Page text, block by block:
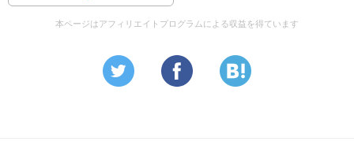
本ページはアフィリエイトプログラムによる収益を得ています